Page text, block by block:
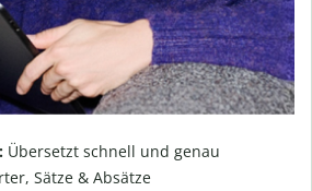
Übersetzt schnell und genau
Sätze & Absätze